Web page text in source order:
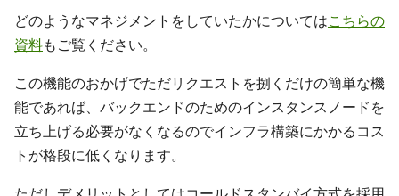
どのようなマネジメントをしていたかについてはこちらの
資料もご覧ください。
この機能のおかげでただリクエストを捌くだけの簡単な機
能であれば、バックエンドのためのインスタンスノードを
立ち上げる必要がなくなるのでインフラ構築にかかるコス
トが格段に低くなります。